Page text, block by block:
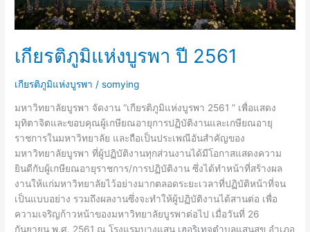
เกียรติภูมิแห่งบูรพา ปี 2561
เกียรติภูมิแห่งบูรพา /somying
มหาวิทยาลัยบูรพา จัดงาน “เกียรติภูมิแห่งบูรพา 2561 ” เพื่อแสดง
มุทิตาจิตและขอบคุณผู้เกษียณอายุการปฏิบัติงานและเกษียณอายุ
ราชการในมหาวิทยาลัย และถือเป็นประเพณีอันสำคัญของ
มหาวิทยาลัยบูรพา ที่ผู้ปฏิบัติงานทุกส่วนงานได้มีโอกาสแสดงความ
ยินดีกับผู้เกษียณอายุราชการ/การปฏิบัติงาน ซึ่งได้ทำหน้าที่สร้างผล
งานให้แก่มหาวิทยาลัยไว้อย่างมากตลอดระยะเวลาที่ปฏิบัติหน้าที่จน
เป็นแบบอย่าง รวมถึงผลงานซึ่งจะทำให้ผู้ปฏิบัติงานได้สานต่อ เพื่อ
ความเจริญก้าวหน้าของมหาวิทยาลัยบูรพาต่อไป เมื่อวันที่ 26
กันยายน พ.ศ. 2561 ณ โรงแรมบางแสน เฮอริเทจตำบลแสนสุข อำเภอ